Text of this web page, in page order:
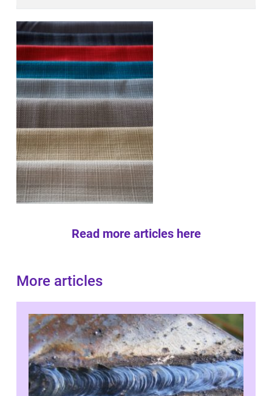
Read more articles here
More articles